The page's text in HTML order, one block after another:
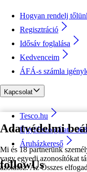
Adatvédelmi
Mi és 18 partnerünk
vagy egyedi azonosítókat
azokhoz. Az Összes
Hogyan rendelj
Regisztráció
Idősáv foglalása
Kedvenceim
ÁFÁ-s számla
Kapcsolat
Tesco.hu
Ügyfélszolgálat -
Áruházkereső
followUs